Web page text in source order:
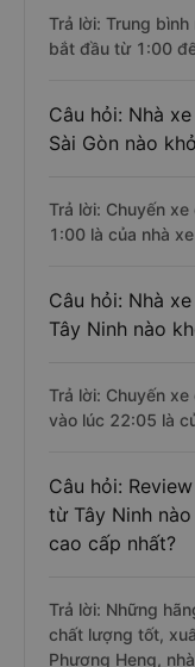
Trả lời: Trung
bắt đầu từ 1:00
Câu hỏi: Nhà
Sài Gòn nào
Trả lời: Chuyến
1:00 là của nhà
Câu hỏi: Nhà
Tây Ninh nào
Trả lời: Chuyến
vào lúc 22:05 là
Câu hỏi:
từ Tây Ninh
cao cấp nhất?
Trả lời: Những
chất lượng tốt,
Phương Heng,